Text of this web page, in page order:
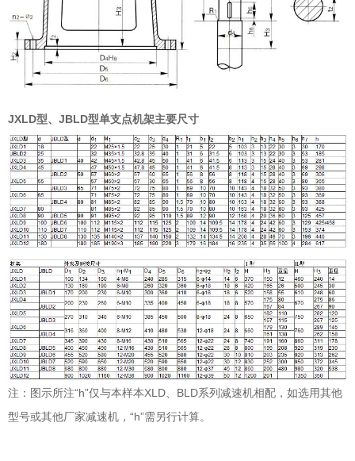
JXLD型、JBLD型单支点机架主要尺寸
注：图示所注“h”仅与本样本XLD、BLD系列减速机相配，如选用其他
型号或其他厂家减速机，“h”需另行计算。